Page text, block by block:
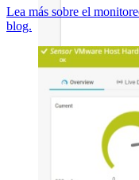
Lea más sobre el
blog.